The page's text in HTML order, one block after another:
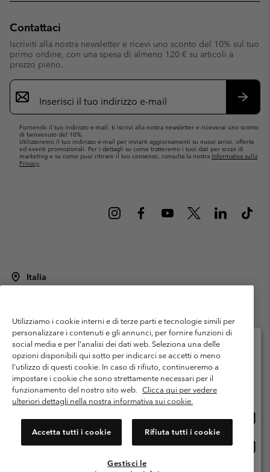
Contattaci
Iscriviti alla nostra newsletter e ricevi uno sconto del 10% sul tuo
primo ordine, con una spesa di almeno 120 € su articoli a
prezzo pieno.
Iscrizione
e-
mail
Fornendo il tuo indirizzo e-mail, ti iscrivi alla nostra newsletter e riceverai uno sconto
di benvenuto del 10%.
Utilizzeremo il tuo indirizzo e-mail per inviarti aggiornamenti su nuovi arrivi, offerte
ed eventi promozionali. Per i dettagli su come tratteremo i tuoi dati per scopi di
marketing e su come puoi ritirare il tuo consenso, consulta la nostra Informativa sulla
Privacy.
Italia
Termini di utilizzo
Condizioni Generali di Venditaa
Garanzia
Politica sulla privacy
Termini e condizioni del programma di membership
Condizioni di utilizzo dei contenuti generati dagli utenti
Impressum
Cookies
Public CBCR
Servizio clienti: Lun. - ven. 9:00 - 13:00 & 14:00- 18:00
(+)390694804176
Utilizziamo i cookie interni e di terze parti e tecnologie simili per
personalizzare i contenuti e gli annunci, per fornire funzioni di
social media e per l'analisi dei dati web. Seleziona una delle
opzioni disponibili qui sotto per indicarci se accetti o meno
l'utilizzo di questi cookie. In caso di rifiuto, continueremo a
impostare i cookie che sono strettamente necessari per il
funzionamento del nostro sito web. Clicca qui per vedere
ulteriori dettagli nella nostra informativa sui cookie.
Accetta tutti i cookie Rifiuta tutti i cookie
Gestisci le
Seleziona il paese di spedizione e la lingua
Shopping online disponibile
online
Italia
online